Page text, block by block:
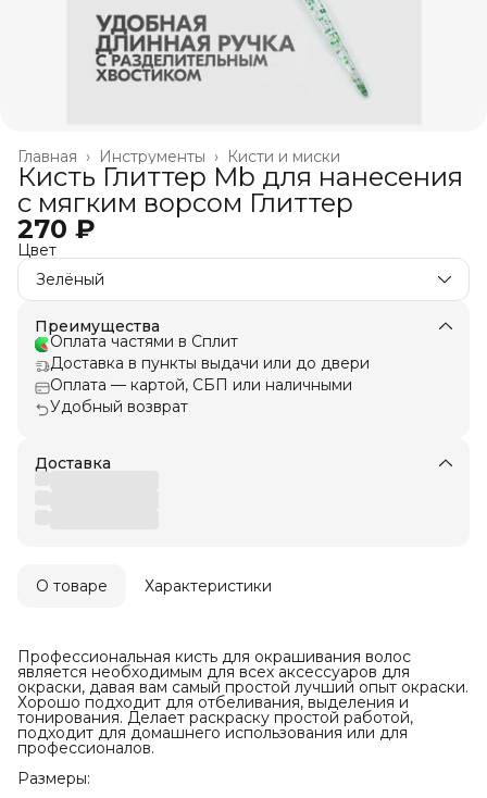
Кисти и миски
Инструменты ›
Главная ›
Кисть Глиттер Mb для нанесения
с мягким ворсом Глиттер
270 ₽
Цвет
Зелёный
Преимущества
Оплата частями в Сплит
Доставка в пункты выдачи или до двери
Оплата — картой, СБП или наличными
Удобный возврат
Доставка
О товаре Характеристики
Профессиональная кисть для окрашивания волос
является необходимым для всех аксессуаров для
окраски, давая вам самый простой лучший опыт окраски.
Хорошо подходит для отбеливания, выделения и
тонирования. Делает раскраску простой работой,
подходит для домашнего использования или для
профессионалов.
Размеры: